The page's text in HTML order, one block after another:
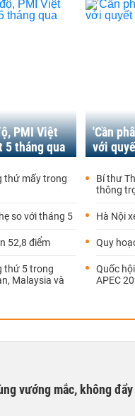
PMI Việt
5 tháng qua
thứ mấy trong
so với tháng 5
52,8 điểm
thứ 5 trong
Malaysia và
'Cần
với
Bí thư
thông
Hà Nội
Quy
Quốc
APEC
vướng mắc, không